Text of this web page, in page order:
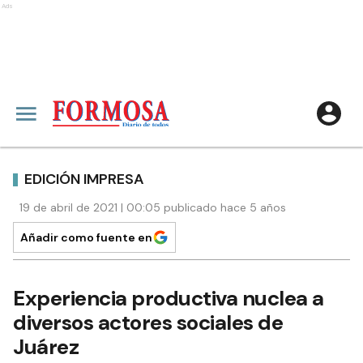
Ads
EDICIÓN IMPRESA
19 de abril de 2021 | 00:05 publicado hace 5 años
Añadir como fuente en
Experiencia productiva nuclea a
diversos actores sociales de
Juárez